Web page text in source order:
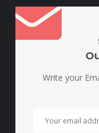
Write your